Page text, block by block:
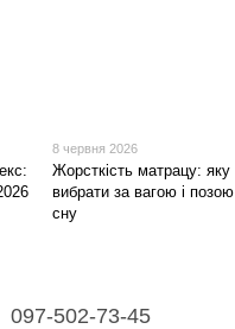
8 червня 2026
Жорсткість матрацу: яку
вибрати за вагою і позою
сну
097-502-73-45